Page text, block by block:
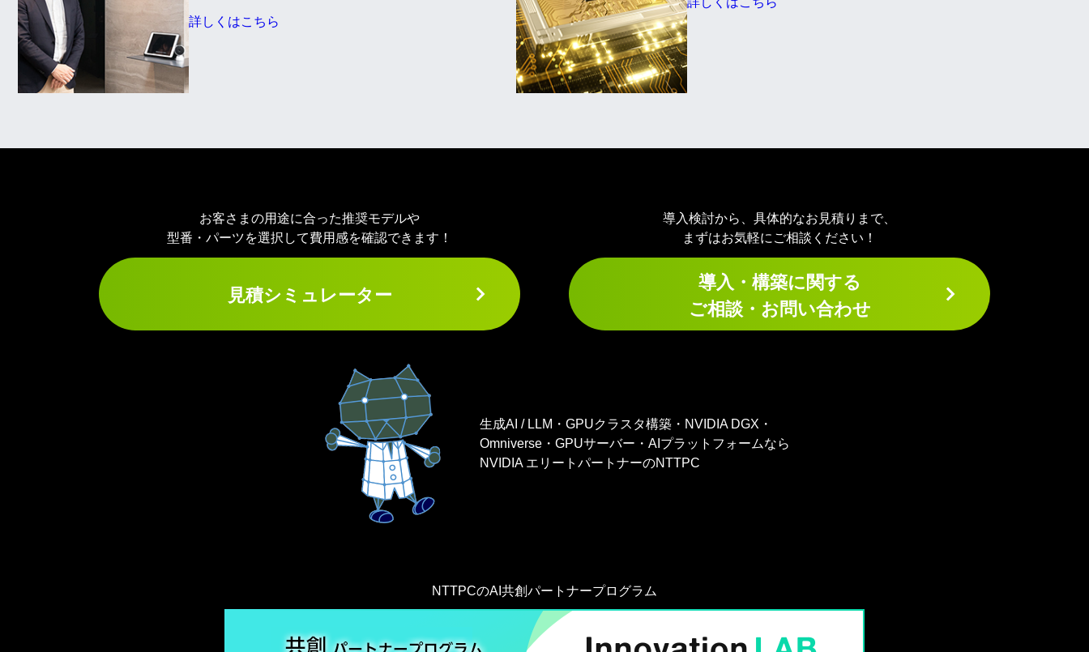
詳しくはこちら
導入検討から、具体的なお見積りまで、
まずはお気軽にご相談ください！
導入・構築に関する
ご相談・お問い合わせ
お客さまの用途に合った推奨モデルや
型番・パーツを選択して費用感を確認できます！
見積シミュレーター
生成AI / LLM・GPUクラスタ構築・NVIDIA DGX・
Omniverse・GPUサーバー・AIプラットフォームなら
NVIDIA エリートパートナーのNTTPC
NTTPCのAI共創パートナープログラム